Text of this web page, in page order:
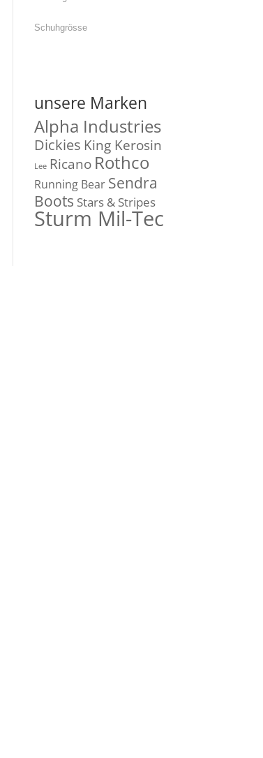
unsere Marken
Alpha Industries
Dickies King Kerosin
Lee Ricano Rothco
Running Bear Sendra
Boots Stars & Stripes
Sturm Mil-Tec